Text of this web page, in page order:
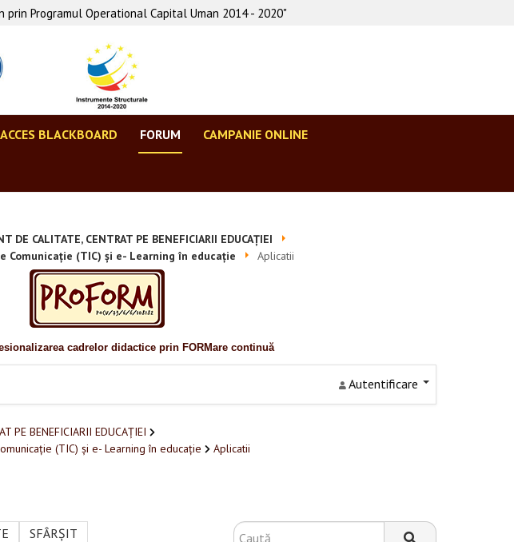
Programul Operational Capital Uman 2014 - 2020"
ACCES BLACKBOARD FORUM CAMPANIE ONLINE
DE CALITATE, CENTRAT PE BENEFICIARII EDUCAȚIEI
Comunicație (TIC) și e- Learning în educație
Aplicatii
cadrelor didactice prin FORMare continuă
Autentificare
PE BENEFICIARII EDUCAȚIEI
(TIC) și e- Learning în educație
Aplicatii
SFÂRȘIT